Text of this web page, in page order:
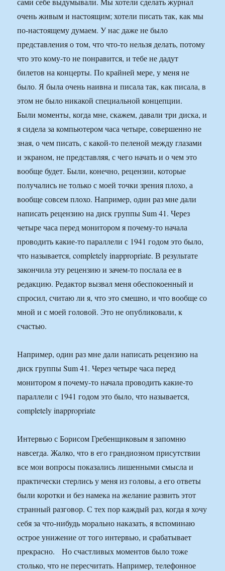
очень живым и настоящим; хотели писать так, как мы
по-настоящему думаем. У нас даже не было
представления о том, что что-то нельзя делать, потому
что это кому-то не понравится, и тебе не дадут
билетов на концерты. По крайней мере, у меня не
было. Я была очень наивна и писала так, как писала, в
этом не было никакой специальной концепции.
Были моменты, когда мне, скажем, давали три диска, и
я сидела за компьютером часа четыре, совершенно не
зная, о чем писать, с какой-то пеленой между глазами
и экраном, не представляя, с чего начать и о чем это
вообще будет. Были, конечно, рецензии, которые
получались не только с моей точки зрения плохо, а
вообще совсем плохо. Например, один раз мне дали
написать рецензию на диск группы Sum 41. Через
четыре часа перед монитором я почему-то начала
проводить какие-то параллели с 1941 годом это было,
что называется, completely inappropriate. В результате
закончила эту рецензию и зачем-то послала ее в
редакцию. Редактор вызвал меня обеспокоенный и
спросил, считаю ли я, что это смешно, и что вообще со
мной и с моей головой. Это не опубликовали, к
счастью.
Например, один раз мне дали написать рецензию на
диск группы Sum 41. Через четыре часа перед
монитором я почему-то начала проводить какие-то
параллели с 1941 годом это было, что называется,
completely inappropriate
Интервью с Борисом Гребенщиковым я запомню
навсегда. Жалко, что в его грандиозном присутствии
все мои вопросы показались лишенными смысла и
практически стерлись у меня из головы, а его ответы
были коротки и без намека на желание развить этот
странный разговор. С тех пор каждый раз, когда я хочу
себя за что-нибудь морально наказать, я вспоминаю
острое унижение от того интервью, и срабатывает
прекрасно. Но счастливых моментов было тоже
столько, что не пересчитать. Например, телефонное